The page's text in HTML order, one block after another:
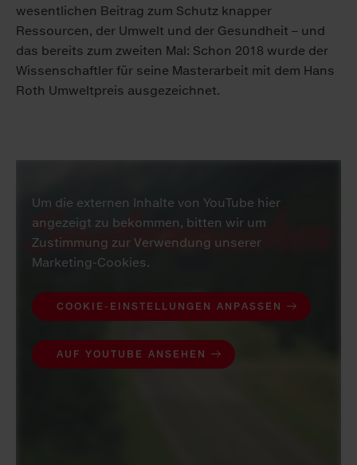
wesentlichen Beitrag zum Schutz knapper
Ressourcen, der Umwelt und der Gesundheit – und
das bereits zum zweiten Mal: Schon 2018 wurde der
Wissenschaftler für seine Masterarbeit mit dem Hans
Roth Umweltpreis ausgezeichnet.
Um die externen Inhalte von YouTube hier
angezeigt zu bekommen, bitten wir um
Zustimmung zur Verwendung unserer
Marketing-Cookies.
COOKIE-EINSTELLUNGEN ANPASSEN
AUF YOUTUBE ANSEHEN